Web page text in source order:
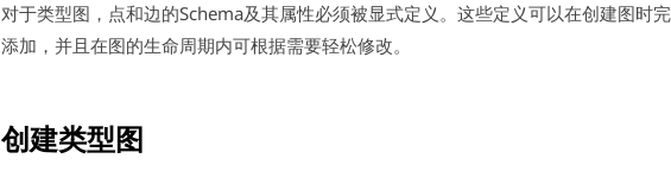
对于类型图，点和边的Schema及其属性必须被显式定义。这些定义可以在创建图时
添加，并且在图的生命周期内可根据需要轻松修改。
创建类型图